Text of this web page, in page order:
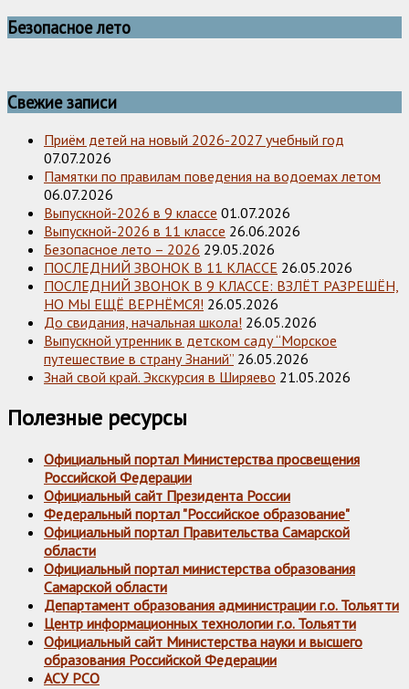
Безопасное лето
Свежие записи
Приём детей на новый 2026-2027 учебный год
07.07.2026
Памятки по правилам поведения на водоемах летом
06.07.2026
Выпускной-2026 в 9 классе 01.07.2026
Выпускной-2026 в 11 классе 26.06.2026
Безопасное лето – 2026 29.05.2026
ПОСЛЕДНИЙ ЗВОНОК В 11 КЛАССЕ 26.05.2026
ПОСЛЕДНИЙ ЗВОНОК В 9 КЛАССЕ: ВЗЛЁТ РАЗРЕШЁН,
НО МЫ ЕЩЁ ВЕРНЁМСЯ! 26.05.2026
До свидания, начальная школа! 26.05.2026
Выпускной утренник в детском саду “Морское
путешествие в страну Знаний” 26.05.2026
Знай свой край. Экскурсия в Ширяево 21.05.2026
Полезные ресурсы
Официальный портал Министерства просвещения
Российской Федерации
Официальный сайт Президента России
Федеральный портал "Российское образование"
Официальный портал Правительства Самарской
области
Официальный портал министерства образования
Самарской области
Департамент образования администрации г.о. Тольятти
Центр информационных технологии г.о. Тольятти
Официальный сайт Министерства науки и высшего
образования Российской Федерации
АСУ РСО